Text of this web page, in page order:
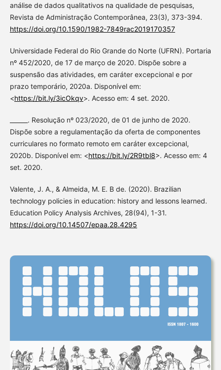
análise de dados qualitativos na qualidade de pesquisas,
Revista de Administração Contemporânea, 23(3), 373-394.
https://doi.org/10.1590/1982-7849rac2019170357
Universidade Federal do Rio Grande do Norte (UFRN). Portaria
nº 452/2020, de 17 de março de 2020. Dispõe sobre a
suspensão das atividades, em caráter excepcional e por
prazo temporário, 2020a. Disponível em:
<https://bit.ly/3icOkqv>. Acesso em: 4 set. 2020.
______. Resolução nº 023/2020, de 01 de junho de 2020.
Dispõe sobre a regulamentação da oferta de componentes
curriculares no formato remoto em caráter excepcional,
2020b. Disponível em: <https://bit.ly/2R9tbl8>. Acesso em: 4
set. 2020.
Valente, J. A., & Almeida, M. E. B de. (2020). Brazilian
technology policies in education: history and lessons learned.
Education Policy Analysis Archives, 28(94), 1-31.
https://doi.org/10.14507/epaa.28.4295